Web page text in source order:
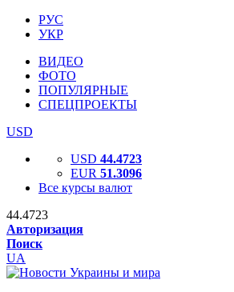
РУС
УКР
ВИДЕО
ФОТО
ПОПУЛЯРНЫЕ
СПЕЦПРОЕКТЫ
USD
USD 44.4723
EUR 51.3096
Все курсы валют
44.4723
Авторизация
Поиск
UA